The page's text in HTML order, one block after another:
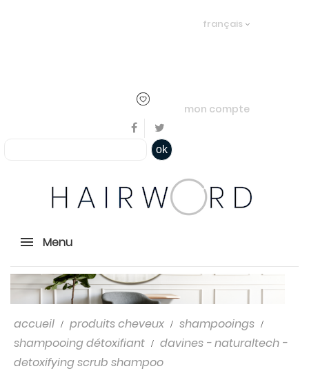
français
mon compte
ok
Menu
accueil produits cheveux
shampooings
shampooing détoxifiant
davines - naturaltech -
detoxifying scrub shampoo